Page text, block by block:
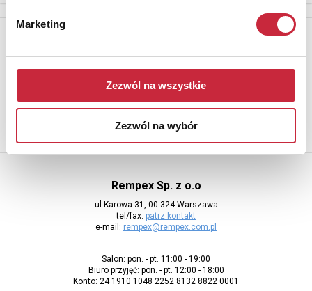
Marketing
Zezwól na wszystkie
Zezwól na wybór
Aby otrzymywać informacje o nowych aukcjach, prosimy podać
Rempex Sp. z o.o
ul Karowa 31, 00-324 Warszawa
tel/fax: patrz kontakt
e-mail: rempex@rempex.com.pl
Salon: pon. - pt. 11:00 - 19:00
Biuro przyjęć: pon. - pt. 12:00 - 18:00
Konto: 24 1910 1048 2252 8132 8822 0001